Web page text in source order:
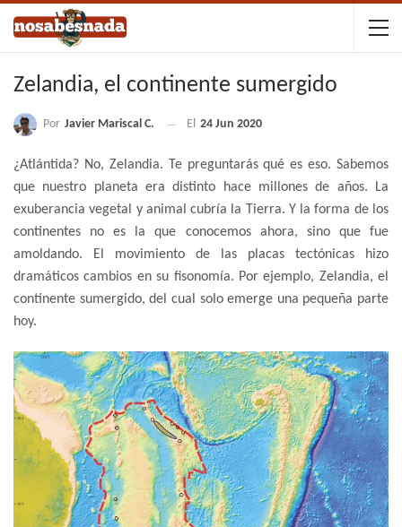
Zelandia, el continente sumergido
Por Javier Mariscal C. El 24 Jun 2020
¿Atlántida? No, Zelandia. Te preguntarás qué es eso. Sabemos
que nuestro planeta era distinto hace millones de años. La
exuberancia vegetal y animal cubría la Tierra. Y la forma de los
continentes no es la que conocemos ahora, sino que fue
amoldando. El movimiento de las placas tectónicas hizo
dramáticos cambios en su fisonomía. Por ejemplo, Zelandia, el
continente sumergido, del cual solo emerge una pequeña parte
hoy.